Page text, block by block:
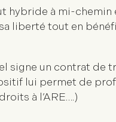
hybride à mi-
liberté tout en
signe un contrat de
lui permet de
à l’ARE….)